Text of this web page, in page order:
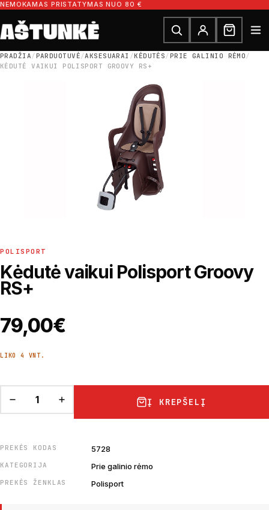
Pereiti prie turinio
NEMOKAMAS PRISTATYMAS NUO 80 €
Ieškoti dalių
Ieškoti
PRADŽIA/PARDUOTUVĖ/AKSESUARAI /KĖDUTĖS/PRIE GALINIO RĖMO/
KĖDUTĖ VAIKUI POLISPORT GROOVY RS+
POLISPORT
Kėdutė vaikui Polisport Groovy
RS+
79,00€
LIKO 4 VNT.
Į KREPŠELĮ
PREKĖS KODAS 5728
KATEGORIJA Prie galinio rėmo
PREKĖS ŽENKLAS Polisport